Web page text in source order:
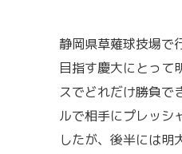
静岡県草薙球技場で
目指す慶大にとって
スでどれだけ勝負で
ルで相手にプレッシ
したが、後半には明